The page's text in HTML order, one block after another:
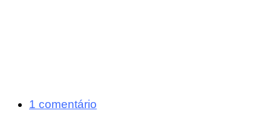
1 comentário